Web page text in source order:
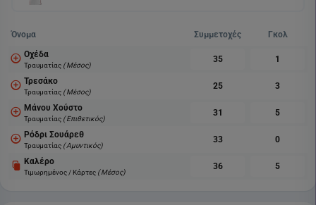
Όνομα Συμμετοχές
Γκολ
Οχέδα
Τραυματίας ( Μέσος)
35 1
Τρεσάκο
Τραυματίας ( Μέσος)
25 3
Μάνου Χούστο
Τραυματίας ( Επιθετικός)
31 5
Ρόδρι Σουάρεθ
Τραυματίας ( Αμυντικός)
33 0
Καλέρο
Τιμωρημένος / Κάρτες ( Μέσος)
36 5